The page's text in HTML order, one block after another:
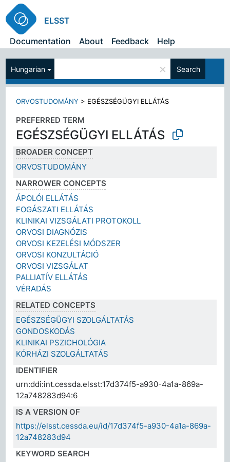
ELSST
Documentation
About Feedback Help
Hungarian × Search
ORVOSTUDOMÁNY > EGÉSZSÉGÜGYI ELLÁTÁS
PREFERRED TERM
EGÉSZSÉGÜGYI ELLÁTÁS
BROADER CONCEPT
ORVOSTUDOMÁNY
NARROWER CONCEPTS
ÁPOLÓI ELLÁTÁS
FOGÁSZATI ELLÁTÁS
KLINIKAI VIZSGÁLATI PROTOKOLL
ORVOSI DIAGNÓZIS
ORVOSI KEZELÉSI MÓDSZER
ORVOSI KONZULTÁCIÓ
ORVOSI VIZSGÁLAT
PALLIATÍV ELLÁTÁS
VÉRADÁS
RELATED CONCEPTS
EGÉSZSÉGÜGYI SZOLGÁLTATÁS
GONDOSKODÁS
KLINIKAI PSZICHOLÓGIA
KÓRHÁZI SZOLGÁLTATÁS
IDENTIFIER
urn:ddi:int.cessda.elsst:17d374f5-a930-4a1a-869a-
12a748283d94:6
IS A VERSION OF
https://elsst.cessda.eu/id/17d374f5-a930-4a1a-869a-
12a748283d94
KEYWORD SEARCH